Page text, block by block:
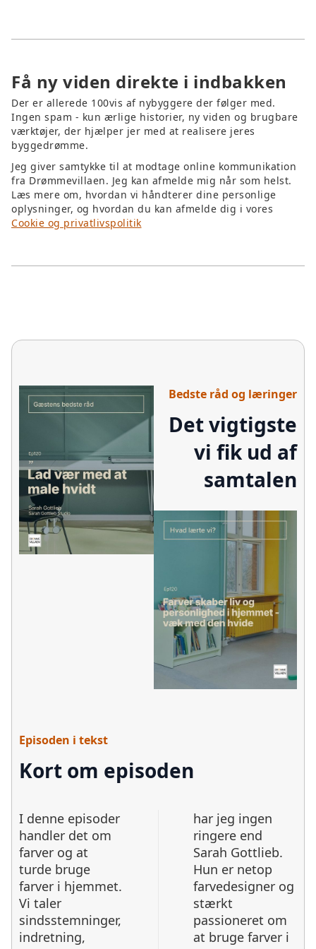
Få ny viden direkte i indbakken
Der er allerede 100vis af nybyggere der følger med.
Ingen spam - kun ærlige historier, ny viden og brugbare
værktøjer, der hjælper jer med at realisere jeres
byggedrømme.
Jeg giver samtykke til at modtage online kommunikation
fra Drømmevillaen. Jeg kan afmelde mig når som helst.
Læs mere om, hvordan vi håndterer dine personlige
oplysninger, og hvordan du kan afmelde dig i vores
Cookie og privatlivspolitik
Bedste råd og læringer
Det vigtigste
vi fik ud af
samtalen
Episoden i tekst
Kort om episoden
I denne episoder
handler det om
farver og at
turde bruge
farver i hjemmet.
Vi taler
sindsstemninger,
indretning,
har jeg ingen
ringere end
Sarah Gottlieb.
Hun er netop
farvedesigner og
stærkt
passioneret om
at bruge farver i